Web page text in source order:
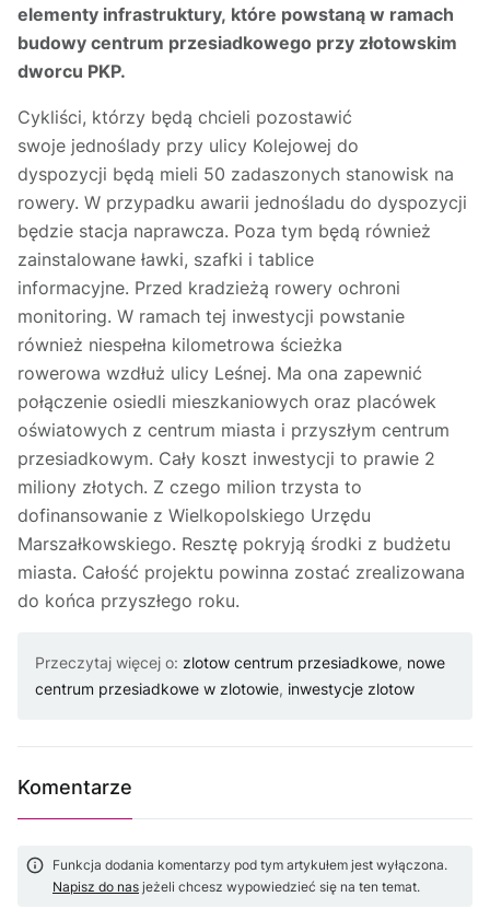
elementy infrastruktury, które powstaną w ramach
budowy centrum przesiadkowego przy złotowskim
dworcu PKP.
Cykliści, którzy będą chcieli pozostawić
swoje jednoślady przy ulicy Kolejowej do
dyspozycji będą mieli 50 zadaszonych stanowisk na
rowery. W przypadku awarii jednośladu do dyspozycji
będzie stacja naprawcza. Poza tym będą również
zainstalowane ławki, szafki i tablice
informacyjne. Przed kradzieżą rowery ochroni
monitoring. W ramach tej inwestycji powstanie
również niespełna kilometrowa ścieżka
rowerowa wzdłuż ulicy Leśnej. Ma ona zapewnić
połączenie osiedli mieszkaniowych oraz placówek
oświatowych z centrum miasta i przyszłym centrum
przesiadkowym. Cały koszt inwestycji to prawie 2
miliony złotych. Z czego milion trzysta to
dofinansowanie z Wielkopolskiego Urzędu
Marszałkowskiego. Resztę pokryją środki z budżetu
miasta. Całość projektu powinna zostać zrealizowana
do końca przyszłego roku.
Przeczytaj więcej o: zlotow centrum przesiadkowe, nowe
centrum przesiadkowe w zlotowie, inwestycje zlotow
Komentarze
Funkcja dodania komentarzy pod tym artykułem jest wyłączona.
Napisz do nas jeżeli chcesz wypowiedzieć się na ten temat.